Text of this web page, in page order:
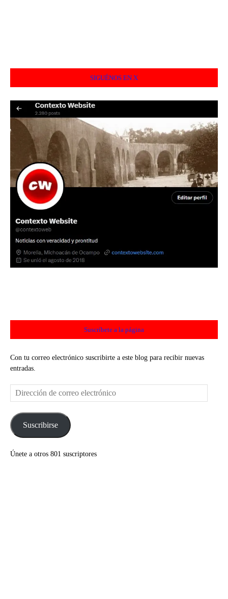
SIGUÉNOS EN X
Suscríbete a la página
Con tu correo electrónico suscribirte a este blog para recibir nuevas
entradas.
Dirección
de
electrónicoSuscribirse
Únete a otros 801 suscriptores